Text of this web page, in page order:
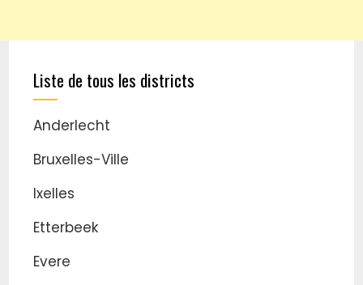
Liste de tous les districts
Anderlecht
Bruxelles-Ville
Ixelles
Etterbeek
Evere